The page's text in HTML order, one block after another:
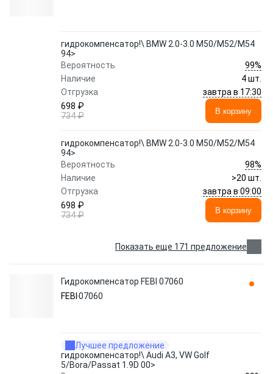
гидрокомпенсатор!\ BMW 2.0-3.0 M50/M52/M54
94>
Вероятность
99%
Наличие
4 шт.
Отгрузка
завтра в 17:30
698 ₽
734 ₽
В корзину
гидрокомпенсатор!\ BMW 2.0-3.0 M50/M52/M54
94>
Вероятность
98%
Наличие
>20 шт.
Отгрузка
завтра в 09:00
698 ₽
734 ₽
В корзину
Показать еще 171 предложение
Гидрокомпенсатор FEBI 07060
FEBI 07060
Лучшее предложение
гидрокомпенсатор!\ Audi A3, VW Golf
5/Bora/Passat 1.9D 00>